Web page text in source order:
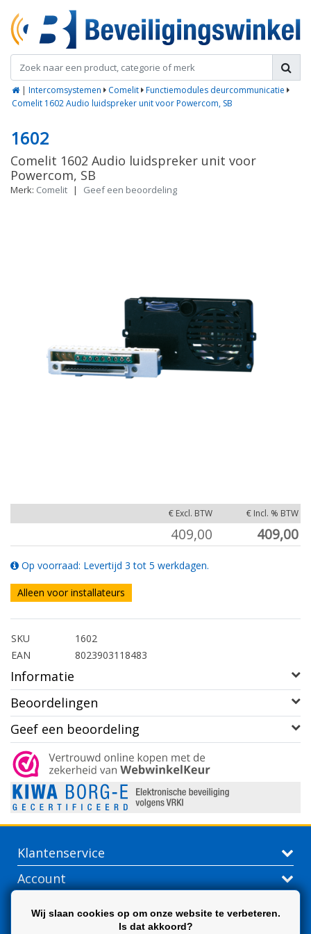
| Intercomsystemen Comelit Functiemodules deurcommunicatie
Comelit 1602 Audio luidspreker unit voor Powercom, SB
1602
Comelit 1602 Audio luidspreker unit voor
Powercom, SB
Merk: Comelit | Geef een beoordeling
€ Excl. BTW € Incl. % BTW
409,00 409,00
Op voorraad: Levertijd 3 tot 5 werkdagen.
Alleen voor installateurs
SKU
1602
EAN
8023903118483
Informatie
Beoordelingen
Geef een beoordeling
Klantenservice
Account
Wij slaan cookies op om onze website te verbeteren.
Is dat akkoord?